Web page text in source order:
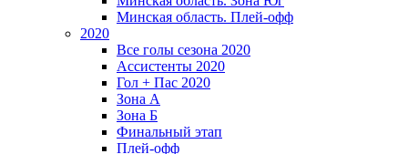
Минская область. Плей-офф
2020
Все голы сезона 2020
Ассистенты 2020
Гол + Пас 2020
Зона А
Зона Б
Финальный этап
Плей-офф